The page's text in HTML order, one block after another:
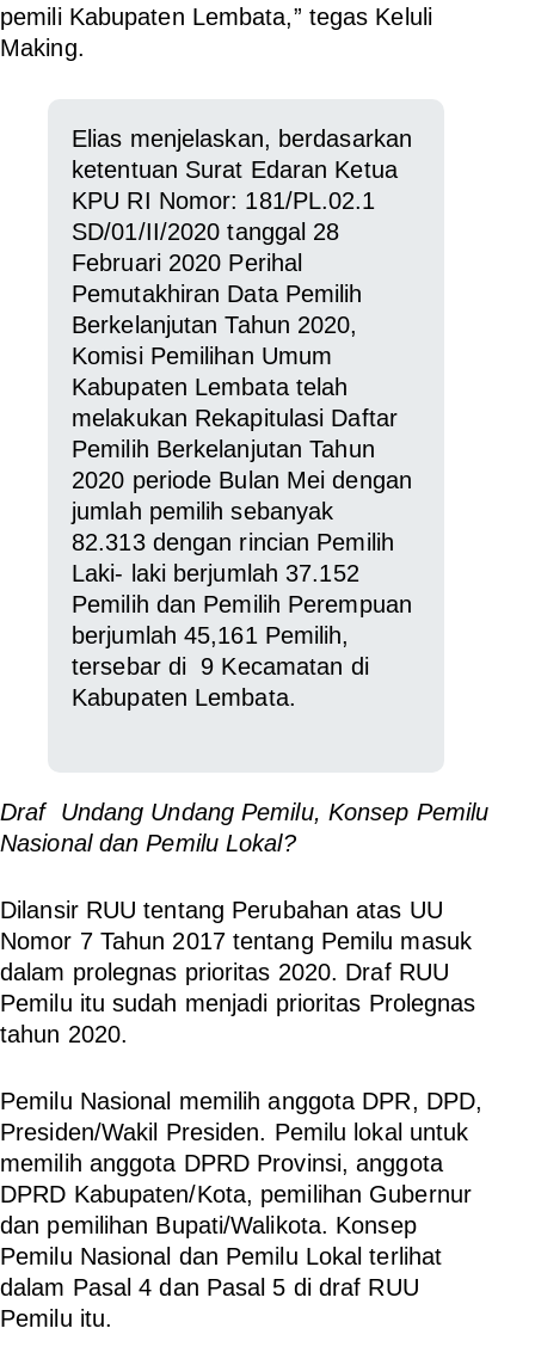
pemili Kabupaten Lembata,” tegas Keluli
Making.
Elias menjelaskan, berdasarkan
ketentuan Surat Edaran Ketua
KPU RI Nomor: 181/PL.02.1
SD/01/II/2020 tanggal 28
Februari 2020 Perihal
Pemutakhiran Data Pemilih
Berkelanjutan Tahun 2020,
Komisi Pemilihan Umum
Kabupaten Lembata telah
melakukan Rekapitulasi Daftar
Pemilih Berkelanjutan Tahun
2020 periode Bulan Mei dengan
jumlah pemilih sebanyak
82.313 dengan rincian Pemilih
Laki- laki berjumlah 37.152
Pemilih dan Pemilih Perempuan
berjumlah 45,161 Pemilih,
tersebar di 9 Kecamatan di
Kabupaten Lembata.
Draf Undang Undang Pemilu, Konsep Pemilu
Nasional dan Pemilu Lokal?
Dilansir RUU tentang Perubahan atas UU
Nomor 7 Tahun 2017 tentang Pemilu masuk
dalam prolegnas prioritas 2020. Draf RUU
Pemilu itu sudah menjadi prioritas Prolegnas
tahun 2020.
Pemilu Nasional memilih anggota DPR, DPD,
Presiden/Wakil Presiden. Pemilu lokal untuk
memilih anggota DPRD Provinsi, anggota
DPRD Kabupaten/Kota, pemilihan Gubernur
dan pemilihan Bupati/Walikota. Konsep
Pemilu Nasional dan Pemilu Lokal terlihat
dalam Pasal 4 dan Pasal 5 di draf RUU
Pemilu itu.